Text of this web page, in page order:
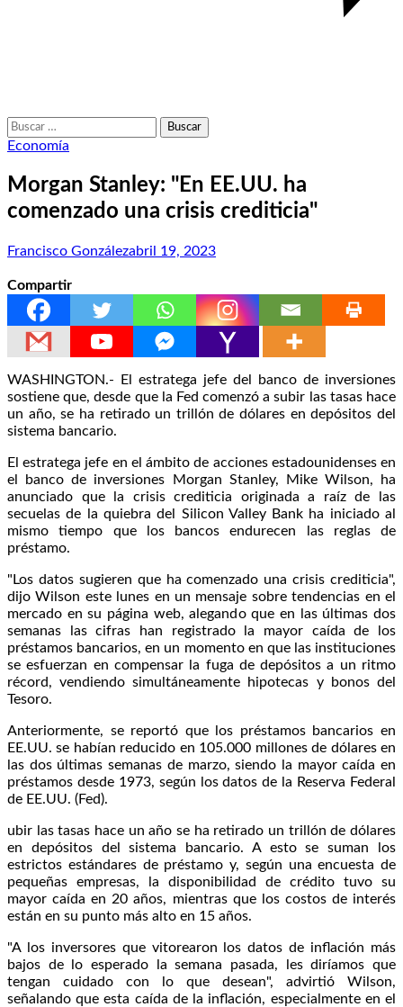
Buscar:
Economía
Morgan Stanley: "En EE.UU. ha
comenzado una crisis crediticia"
Francisco Gonzálezabril 19, 2023
Compartir
WASHINGTON.- El estratega jefe del banco de inversiones
sostiene que, desde que la Fed comenzó a subir las tasas hace
un año, se ha retirado un trillón de dólares en depósitos del
sistema bancario.
El estratega jefe en el ámbito de acciones estadounidenses en
el banco de inversiones Morgan Stanley, Mike Wilson, ha
anunciado que la crisis crediticia originada a raíz de las
secuelas de la quiebra del Silicon Valley Bank ha iniciado al
mismo tiempo que los bancos endurecen las reglas de
préstamo.
"Los datos sugieren que ha comenzado una crisis crediticia",
dijo Wilson este lunes en un mensaje sobre tendencias en el
mercado en su página web, alegando que en las últimas dos
semanas las cifras han registrado la mayor caída de los
préstamos bancarios, en un momento en que las instituciones
se esfuerzan en compensar la fuga de depósitos a un ritmo
récord, vendiendo simultáneamente hipotecas y bonos del
Tesoro.
Anteriormente, se reportó que los préstamos bancarios en
EE.UU. se habían reducido en 105.000 millones de dólares en
las dos últimas semanas de marzo, siendo la mayor caída en
préstamos desde 1973, según los datos de la Reserva Federal
de EE.UU. (Fed).
ubir las tasas hace un año se ha retirado un trillón de dólares
en depósitos del sistema bancario. A esto se suman los
estrictos estándares de préstamo y, según una encuesta de
pequeñas empresas, la disponibilidad de crédito tuvo su
mayor caída en 20 años, mientras que los costos de interés
están en su punto más alto en 15 años.
"A los inversores que vitorearon los datos de inflación más
bajos de lo esperado la semana pasada, les diríamos que
tengan cuidado con lo que desean", advirtió Wilson,
señalando que esta caída de la inflación, especialmente en el